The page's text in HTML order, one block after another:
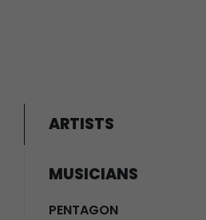
ARTISTS
MUSICIANS
PENTAGON